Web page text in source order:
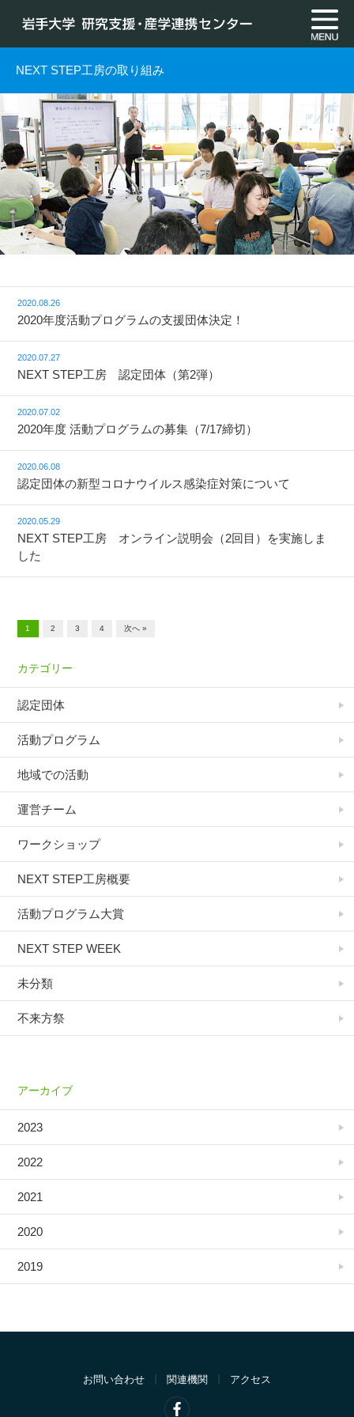
NEXT STEP工房の取り組み
2020.08.26
2020年度活動プログラムの支援団体決定！
2020.07.27
NEXT STEP工房 認定団体（第2弾）
2020.07.02
2020年度 活動プログラムの募集（7/17締切）
2020.06.08
認定団体の新型コロナウイルス感染症対策について
2020.05.29
NEXT STEP工房 オンライン説明会（2回目）を実施しま
した
1 2 3 4 次へ »
カテゴリー
認定団体
活動プログラム
地域での活動
運営チーム
ワークショップ
NEXT STEP工房概要
活動プログラム大賞
NEXT STEP WEEK
未分類
不来方祭
アーカイブ
2023
2022
2021
2020
2019
お問い合わせ 関連機関 アクセス